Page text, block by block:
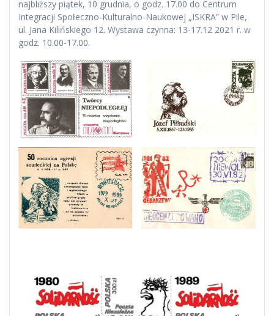
najbliższy piątek, 10 grudnia, o godz. 17.00 do Centrum
Integracji Społeczno-Kulturalno-Naukowej „ISKRA” w Pile,
ul. Jana Kilińskiego 12. Wystawa czynna: 13-17.12 2021 r. w
godz. 10.00-17.00.